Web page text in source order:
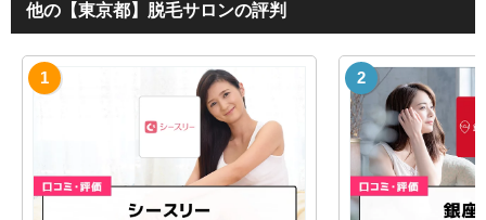
他の【東京都】脱毛サロンの評判